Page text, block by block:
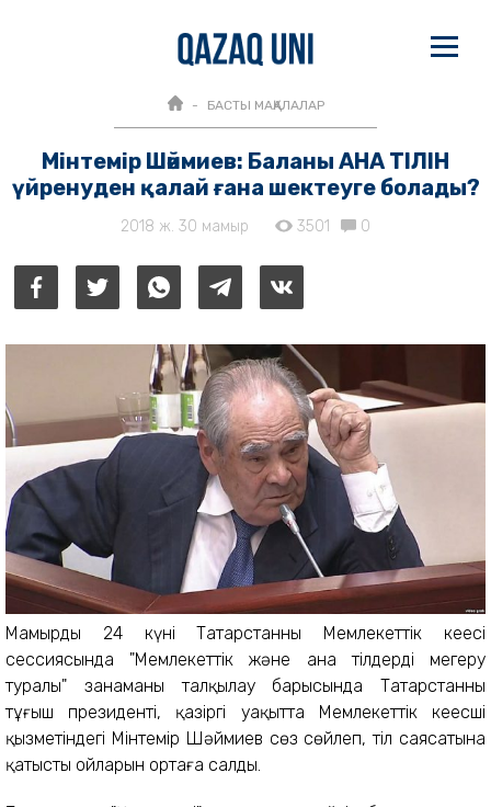
БАСТЫ МАҚАЛАЛАР
Мінтемір Шәймиев: Баланы АНА ТІЛІН
үйренуден қалай ғана шектеуге болады?
2018 ж. 30 мамыр 3501 0
Мамырдың 24 күні Татарстанның Мемлекеттік кеңесі
сессиясында "Мемлекеттік және ана тілдерді меңгеру
туралы" заңнаманы талқылау барысында Татарстанның
тұңғыш президенті, қазіргі уақытта Мемлекеттік кеңесші
қызметіндегі Мінтемір Шәймиев сөз сөйлеп, тіл саясатына
қатысты ойларын ортаға салды.